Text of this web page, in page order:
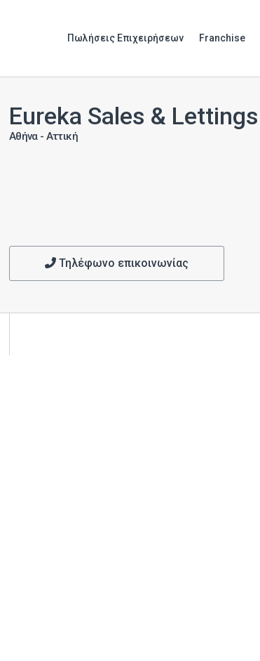
Πωλήσεις Επιχειρήσεων Franchise
Eureka Sales & Lettings
Αθήνα - Αττική
Τηλέφωνο επικοινωνίας